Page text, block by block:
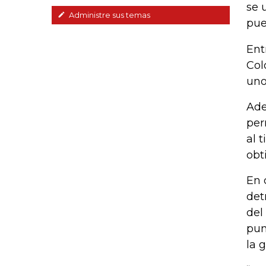
Administre sus temas
se
al
En
del
la